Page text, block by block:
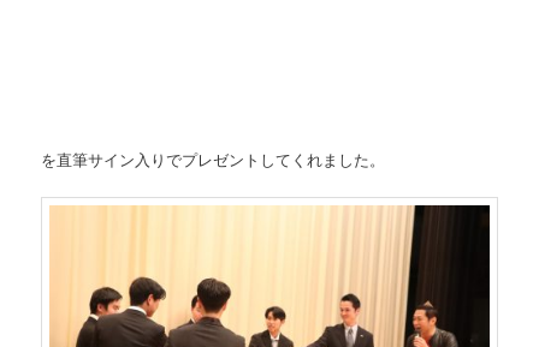
を直筆サイン入りでプレゼントしてくれました。